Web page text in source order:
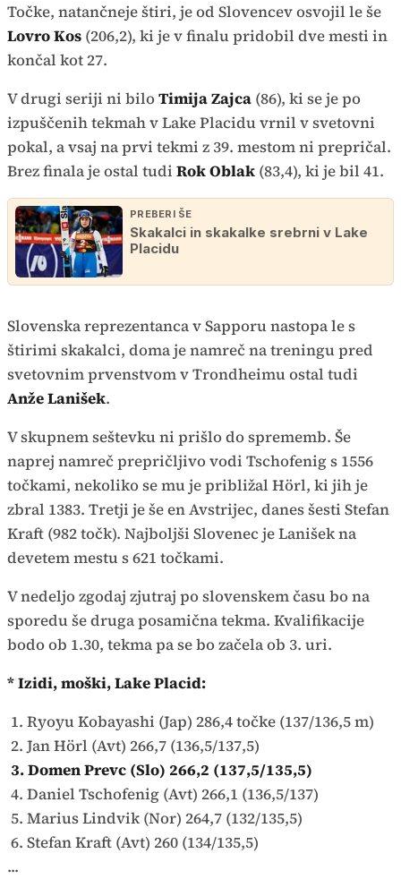
Točke, natančneje štiri, je od Slovencev osvojil le še
Lovro Kos (206,2), ki je v finalu pridobil dve mesti in
končal kot 27.
V drugi seriji ni biloTimija Zajca (86), ki se je po
izpuščenih tekmah v Lake Placidu vrnil v svetovni
pokal, a vsaj na prvi tekmi z 39. mestom ni prepričal.
Brez finala je ostal tudi Rok Oblak (83,4), ki je bil 41.
PREBERI ŠE
Skakalci in skakalke srebrni v Lake
Placidu
Slovenska reprezentanca v Sapporu nastopa le s
štirimi skakalci, doma je namreč na treningu pred
svetovnim prvenstvom v Trondheimu ostal tudi
Anže Lanišek.
V skupnem seštevku ni prišlo do sprememb. Še
naprej namreč prepričljivo vodi Tschofenig s 1556
točkami, nekoliko se mu je približal Hörl, ki jih je
zbral 1383. Tretji je še en Avstrijec, danes šesti Stefan
Kraft (982 točk). Najboljši Slovenec je Lanišek na
devetem mestu s 621 točkami.
V nedeljo zgodaj zjutraj po slovenskem času bo na
sporedu še druga posamična tekma. Kvalifikacije
bodo ob 1.30, tekma pa se bo začela ob 3. uri.
* Izidi, moški, Lake Placid:
1. Ryoyu Kobayashi (Jap) 286,4 točke (137/136,5 m)
2. Jan Hörl (Avt) 266,7 (136,5/137,5)
3. Domen Prevc (Slo) 266,2 (137,5/135,5)
4. Daniel Tschofenig (Avt) 266,1 (136,5/137)
5. Marius Lindvik (Nor) 264,7 (132/135,5)
6. Stefan Kraft (Avt) 260 (134/135,5)
...